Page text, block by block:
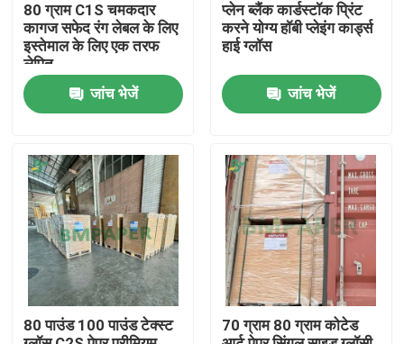
होम
उत्पाद
हमारे बारे में
80 ग्राम C1S चमकदार
कागज सफेद रंग लेबल के लिए
इस्तेमाल के लिए एक तरफ
लेपित
जांच भेजें
प्लेन ब्लैंक कार्डस्टॉक प्रिंट
करने योग्य हॉबी प्लेइंग कार्ड्स
हाई ग्लॉस
जांच भेजें
80 पाउंड 100 पाउंड टेक्स्ट
70 ग्राम 80 ग्राम कोटेड